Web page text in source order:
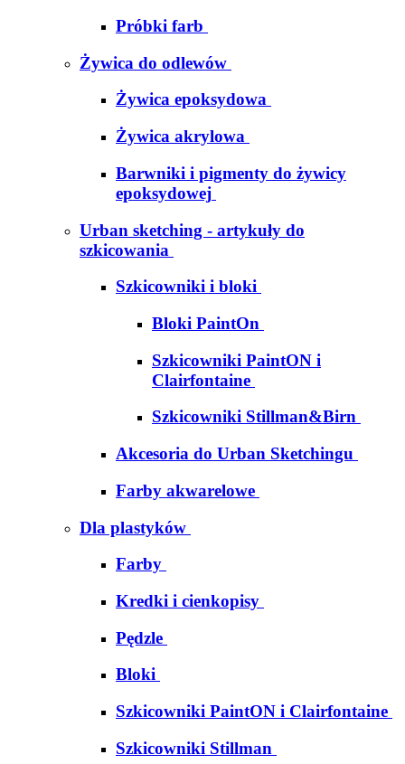
Próbki farb
Żywica do odlewów
Żywica epoksydowa
Żywica akrylowa
Barwniki i pigmenty do żywicy
epoksydowej
Urban sketching - artykuły do
szkicowania
Szkicowniki i bloki
Bloki PaintOn
Szkicowniki PaintON i
Clairfontaine
Szkicowniki Stillman&Birn
Akcesoria do Urban Sketchingu
Farby akwarelowe
Dla plastyków
Farby
Kredki i cienkopisy
Pędzle
Bloki
Szkicowniki PaintON i Clairfontaine
Szkicowniki Stillman